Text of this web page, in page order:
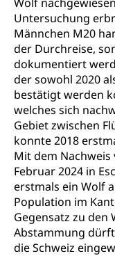
Untersuchung
Männchen M20
der Durchreise,
dokumentiert
der sowohl 2020
bestätigt werden
welches sich
Gebiet zwischen
konnte 2018
Mit dem Nachweis
Februar 2024 in
erstmals ein Wolf
Population im
Gegensatz zu
Abstammung
die Schweiz